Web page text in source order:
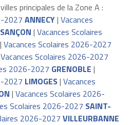
principales de la Zone A :
2027 ANNECY| Vacances
| Vacances Scolaires
Vacances Scolaires 2026-2027
Vacances Scolaires 2026-2027
2026-2027 GRENOBLE |
2027 LIMOGES| Vacances
| Vacances Scolaires 2026-
Scolaires 2026-2027 SAINT-
2026-2027 VILLEURBANNE